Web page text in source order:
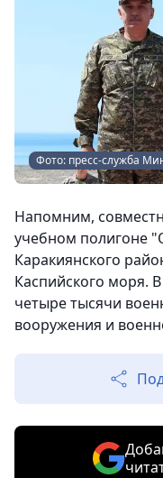
Фото: пресс-служба
Напомним,
учебном полигоне
Каракиянского
Каспийского моря.
четыре тысячи
вооружения и